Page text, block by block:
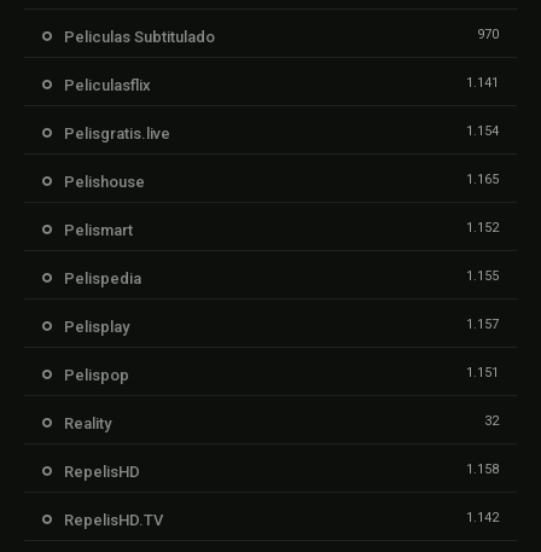
Peliculas Subtitulado 970
Peliculasflix 1.141
Pelisgratis.live 1.154
Pelishouse 1.165
Pelismart 1.152
Pelispedia 1.155
Pelisplay 1.157
Pelispop 1.151
Reality 32
RepelisHD 1.158
RepelisHD.TV 1.142